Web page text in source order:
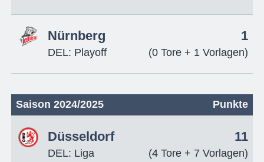
Nürnberg
DEL: Playoff
1
(0 Tore + 1 Vorlagen)
Saison 2024/2025 Punkte
Düsseldorf
DEL: Liga
11
(4 Tore + 7 Vorlagen)